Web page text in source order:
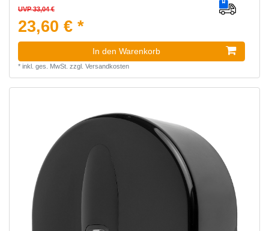
UVP 33,04 €
23,60 € *
In den Warenkorb
* inkl. ges. MwSt. zzgl. Versandkosten